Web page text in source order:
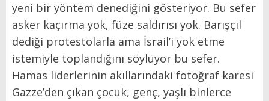
yeni bir yöntem denediğini gösteriyor. Bu sefer
asker kaçırma yok, füze saldırısı yok. Barışçıl
dediği protestolarla ama İsrail’i yok etme
istemiyle toplandığını söylüyor bu sefer.
Hamas liderlerinin akıllarındaki fotoğraf karesi
Gazze’den çıkan çocuk, genç, yaşlı binlerce